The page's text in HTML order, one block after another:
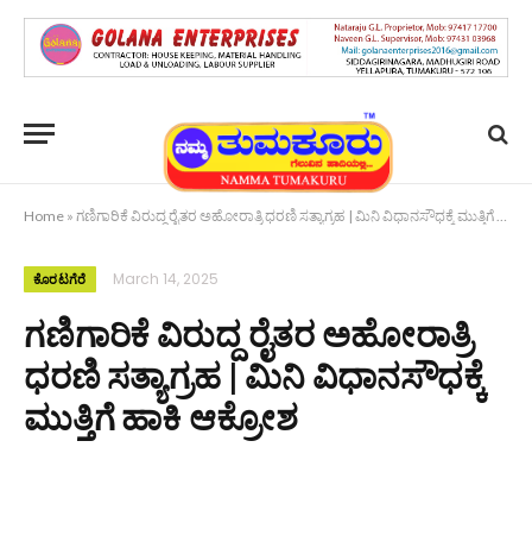
Home » ಗಣಿಗಾರಿಕೆ ವಿರುದ್ದ ರೈತರ ಅಹೋರಾತ್ರಿ ಧರಣಿ ಸತ್ಯಾಗ್ರಹ | ಮಿನಿ ವಿಧಾನಸೌಧಕ್ಕೆ ಮುತ್ತಿಗೆ ಹಾಕಿ ಆಕ್ರೋಶ
ಕೊರಟಗೆರೆ March 14, 2025
ಗಣಿಗಾರಿಕೆ ವಿರುದ್ದ ರೈತರ ಅಹೋರಾತ್ರಿ
ಧರಣಿ ಸತ್ಯಾಗ್ರಹ | ಮಿನಿ ವಿಧಾನಸೌಧಕ್ಕೆ
ಮುತ್ತಿಗೆ ಹಾಕಿ ಆಕ್ರೋಶ